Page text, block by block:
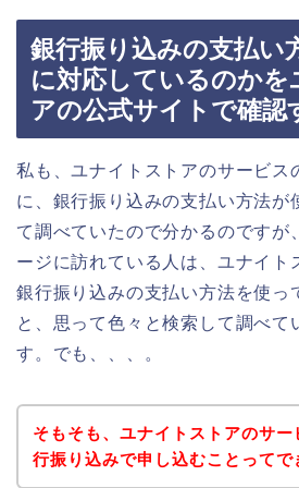
銀行振り込みの支払い
に対応しているのかを
アの公式サイトで確認
私も、ユナイトストアのサービス
に、銀行振り込みの支払い方法が
て調べていたので分かるのですが
ージに訪れている人は、ユナイト
銀行振り込みの支払い方法を使っ
と、思って色々と検索して調べて
す。でも、、、。
そもそも、ユナイトストアのサー
行振り込みで申し込むことってで